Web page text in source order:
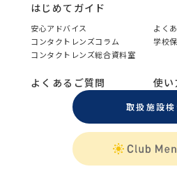
はじめてガイド
安心アドバイス
よく
コンタクトレンズコラム
学校
コンタクトレンズ総合資料室
よくあるご質問 使
取扱施設検